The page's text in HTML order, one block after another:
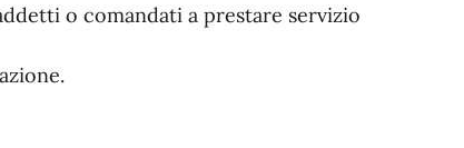
o comandati a prestare servizio